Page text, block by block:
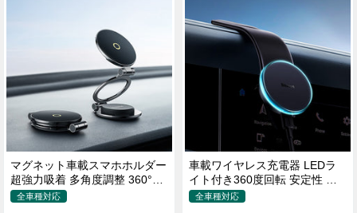
マグネット車載スマホホルダー
超強力吸着 多角度調整 360°回
転な台座 車用ホルダー 折りた
全車種対応
車載ワイヤレス充電器 LEDラ
イト付き360度回転 安定性 粘
着ゲル吸盤＆エアコン吹き出し
全車種対応